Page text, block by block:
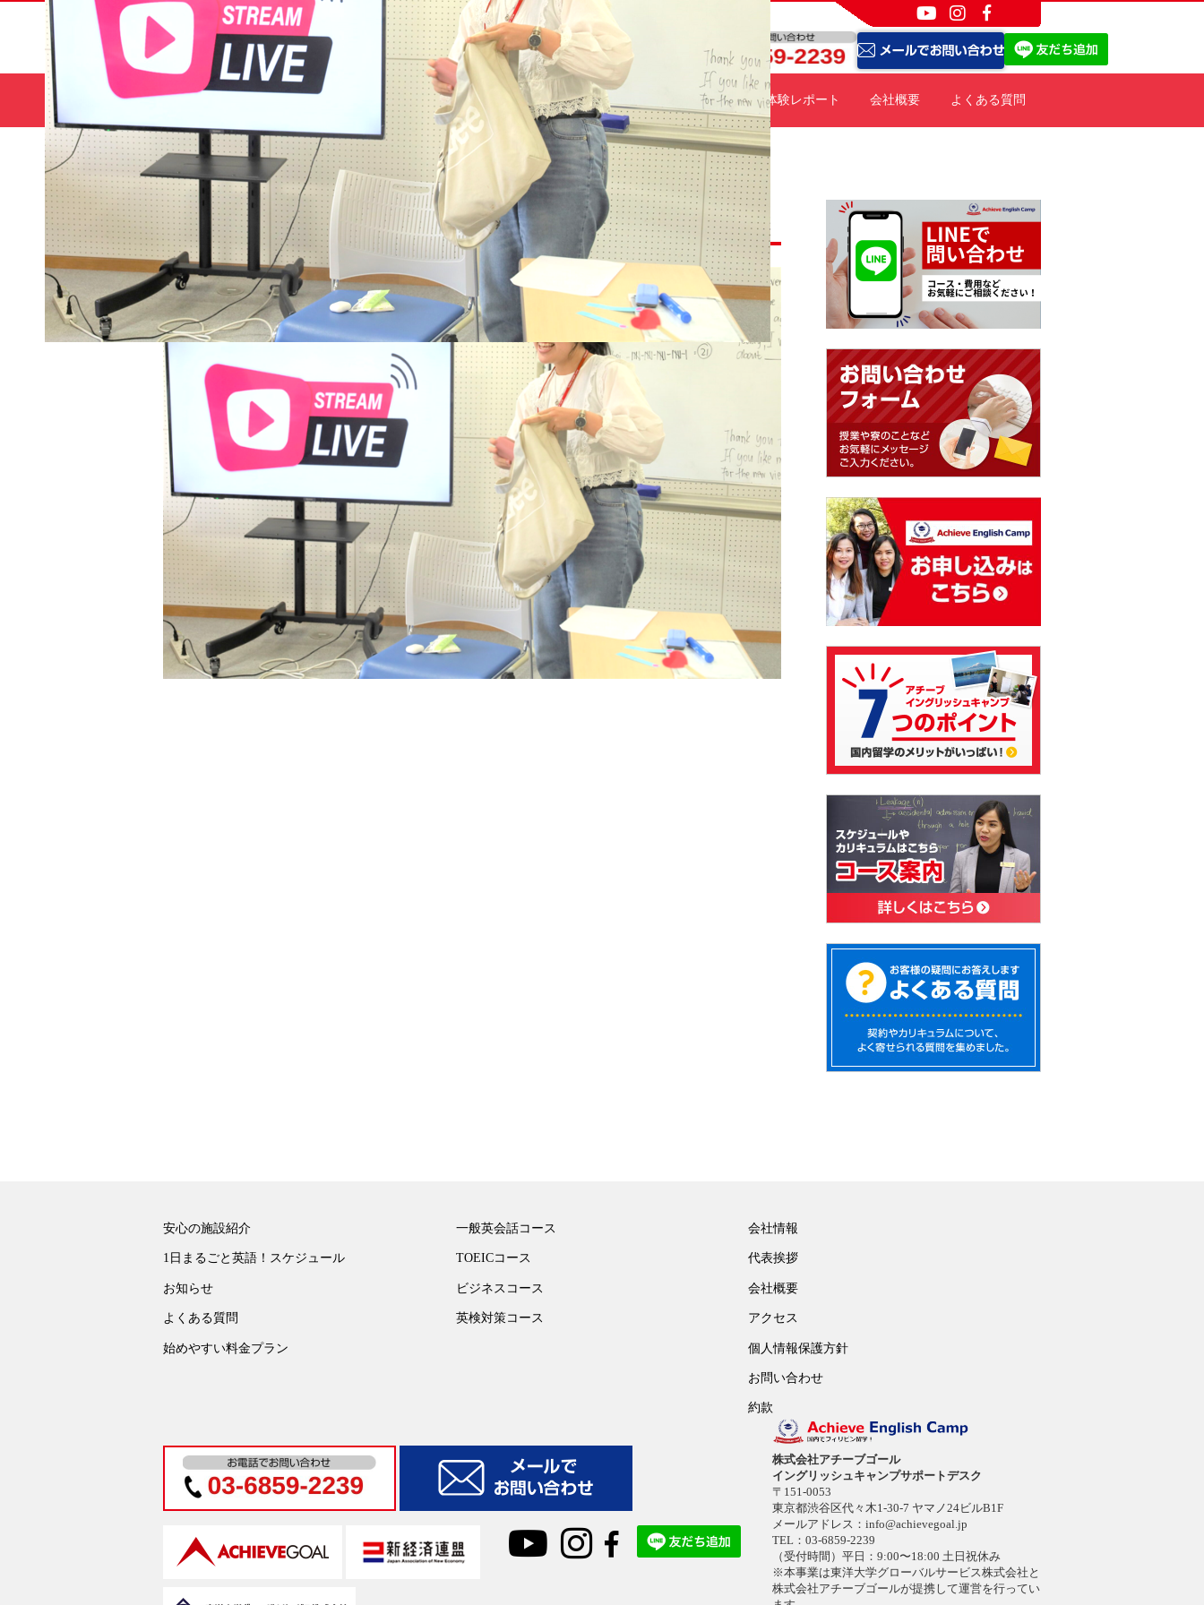
サマー
施設紹介 料金プラン スケジュール アクセス 体験レポート 会社概要 よくある質問
ホーム
monitor
monitor
安心の施設紹介
1日まるごと英語！スケジュール
お知らせ
よくある質問
始めやすい料金プラン
一般英会話コース
TOEICコース
ビジネスコース
英検対策コース
会社情報
代表挨拶
会社概要
アクセス
個人情報保護方針
お問い合わせ
約款
株式会社アチーブゴール
イングリッシュキャンプサポートデスク
〒151-0053
東京都渋谷区代々木1-30-7 ヤマノ24ビルB1F
メールアドレス： info@achievegoal.jp
TEL：03-6859-2239
（受付時間）平日：9:00〜18:00 土日祝休み
※本事業は東洋大学グローバルサービス株式会社と
株式会社アチーブゴールが提携して運営を行ってい